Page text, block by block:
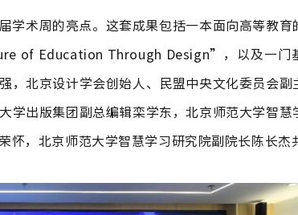
术周的亮点。这套成果包括一本面向高等教育
of Education Through Design”，以及一门
，北京设计学会创始人、民盟中央文化委员会副
学出版集团副总编辑栾学东，北京师范大学智慧
怀，北京师范大学智慧学习研究院副院长陈长杰